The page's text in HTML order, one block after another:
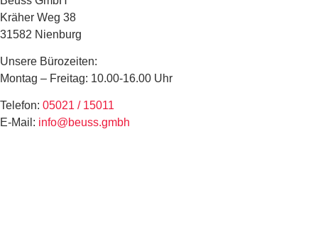
Kräher Weg 38
31582 Nienburg
Unsere Bürozeiten:
Montag – Freitag: 10.00-16.00 Uhr
Telefon: 05021 / 15011
E-Mail: info@beuss.gmbh